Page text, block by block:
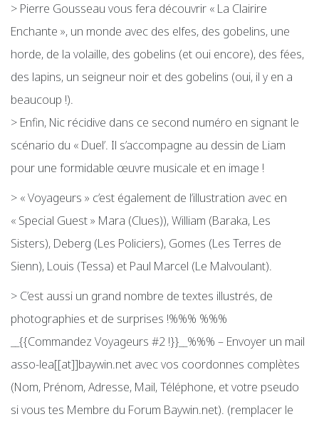
> Pierre Gousseau vous fera découvrir « La Clairire
Enchante », un monde avec des elfes, des gobelins, une
horde, de la volaille, des gobelins (et oui encore), des fées,
des lapins, un seigneur noir et des gobelins (oui, il y en a
beaucoup !).
> Enfin, Nic récidive dans ce second numéro en signant le
scénario du « Duel’. Il s’accompagne au dessin de Liam
pour une formidable œuvre musicale et en image !
> « Voyageurs » c’est également de l’illustration avec en
« Special Guest » Mara (Clues)), William (Baraka, Les
Sisters), Deberg (Les Policiers), Gomes (Les Terres de
Sienn), Louis (Tessa) et Paul Marcel (Le Malvoulant).
> C’est aussi un grand nombre de textes illustrés, de
photographies et de surprises !%%% %%%
__{{Commandez Voyageurs #2 !}}__%%% – Envoyer un mail
asso-lea[[at]]baywin.net avec vos coordonnes complètes
(Nom, Prénom, Adresse, Mail, Téléphone, et votre pseudo
si vous tes Membre du Forum Baywin.net). (remplacer le